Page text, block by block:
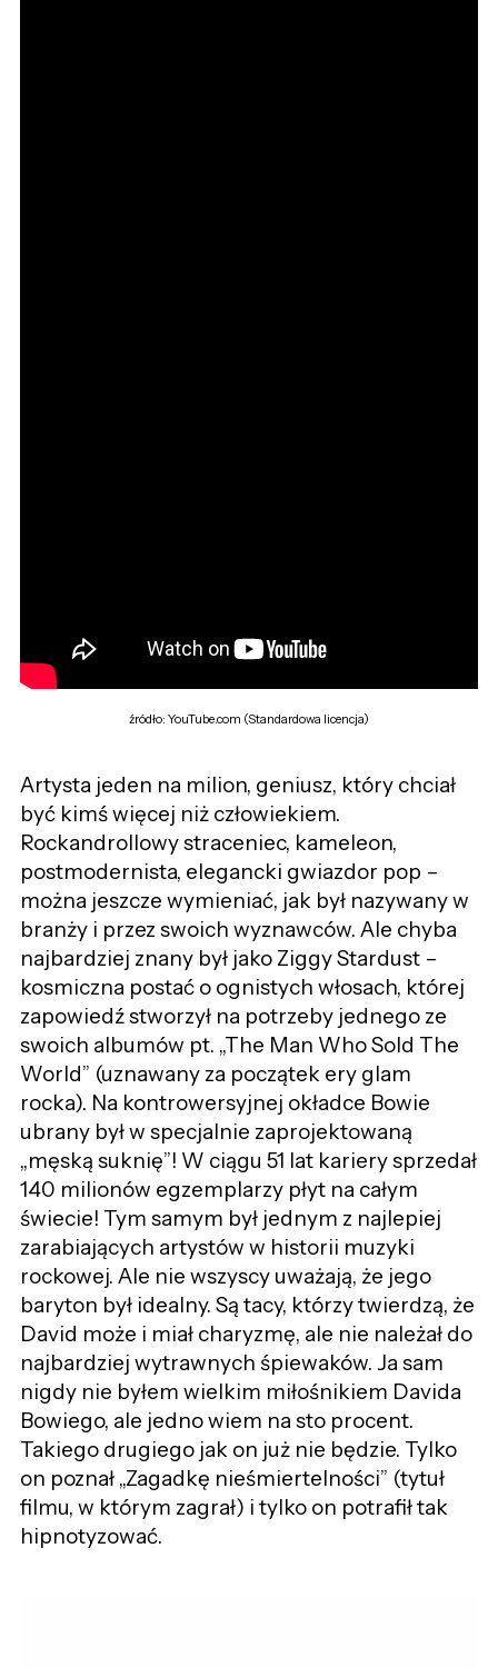
źródło: YouTube.com (Standardowa licencja)
Artysta jeden na milion, geniusz, który chciał
być kimś więcej niż człowiekiem.
Rockandrollowy straceniec, kameleon,
postmodernista, elegancki gwiazdor pop –
można jeszcze wymieniać, jak był nazywany w
branży i przez swoich wyznawców. Ale chyba
najbardziej znany był jako Ziggy Stardust –
kosmiczna postać o ognistych włosach, której
zapowiedź stworzył na potrzeby jednego ze
swoich albumów pt. „The Man Who Sold The
World” (uznawany za początek ery glam
rocka). Na kontrowersyjnej okładce Bowie
ubrany był w specjalnie zaprojektowaną
„męską suknię”! W ciągu 51 lat kariery sprzedał
140 milionów egzemplarzy płyt na całym
świecie! Tym samym był jednym z najlepiej
zarabiających artystów w historii muzyki
rockowej. Ale nie wszyscy uważają, że jego
baryton był idealny. Są tacy, którzy twierdzą, że
David może i miał charyzmę, ale nie należał do
najbardziej wytrawnych śpiewaków. Ja sam
nigdy nie byłem wielkim miłośnikiem Davida
Bowiego, ale jedno wiem na sto procent.
Takiego drugiego jak on już nie będzie. Tylko
on poznał „Zagadkę nieśmiertelności” (tytuł
filmu, w którym zagrał) i tylko on potrafił tak
hipnotyzować.